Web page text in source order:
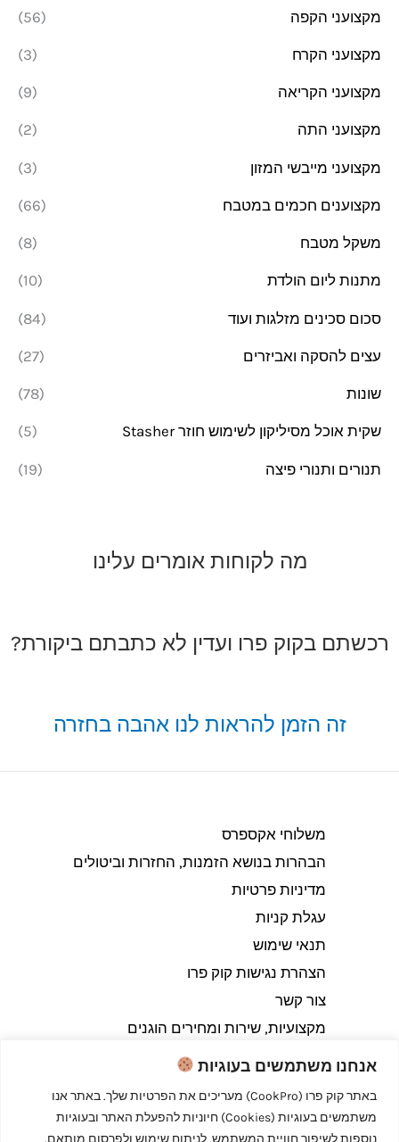
אנחנו משתמשים בעוגיות
באתר קוק פרו (CookPro) מעריכים את הפרטיות שלך. באתר אנו
משתמשים בעוגיות (Cookies) חיוניות להפעלת האתר ובעוגיות
נוספות לשיפור חוויית המשתמש, לניתוח שימוש ולפרסום מותאם.
מקצועני הקפה (56)
מקצועני הקרח (3)
מקצועני הקריאה (9)
מקצועני התה (2)
מקצועני מייבשי המזון (3)
מקצוענים חכמים במטבח (66)
משקל מטבח (8)
מתנות ליום הולדת (10)
סכום סכינים מזלגות ועוד (84)
עצים להסקה ואביזרים (27)
שונות (78)
שקית אוכל מסיליקון לשימוש חוזר Stasher (5)
תנורים ותנורי פיצה (19)
מה לקוחות אומרים עלינו
רכשתם בקוק פרו ועדין לא כתבתם ביקורת?
זה הזמן להראות לנו אהבה בחזרה
משלוחי אקספרס
הבהרות בנושא הזמנות, החזרות וביטולים​
מדיניות פרטיות
עגלת קניות
תנאי שימוש
הצהרת נגישות קוק פרו
צור קשר
מקצועיות, שירות ומחירים הוגנים
Copyright © 2026 קוק פרו - לבשל כמו מקצוענים